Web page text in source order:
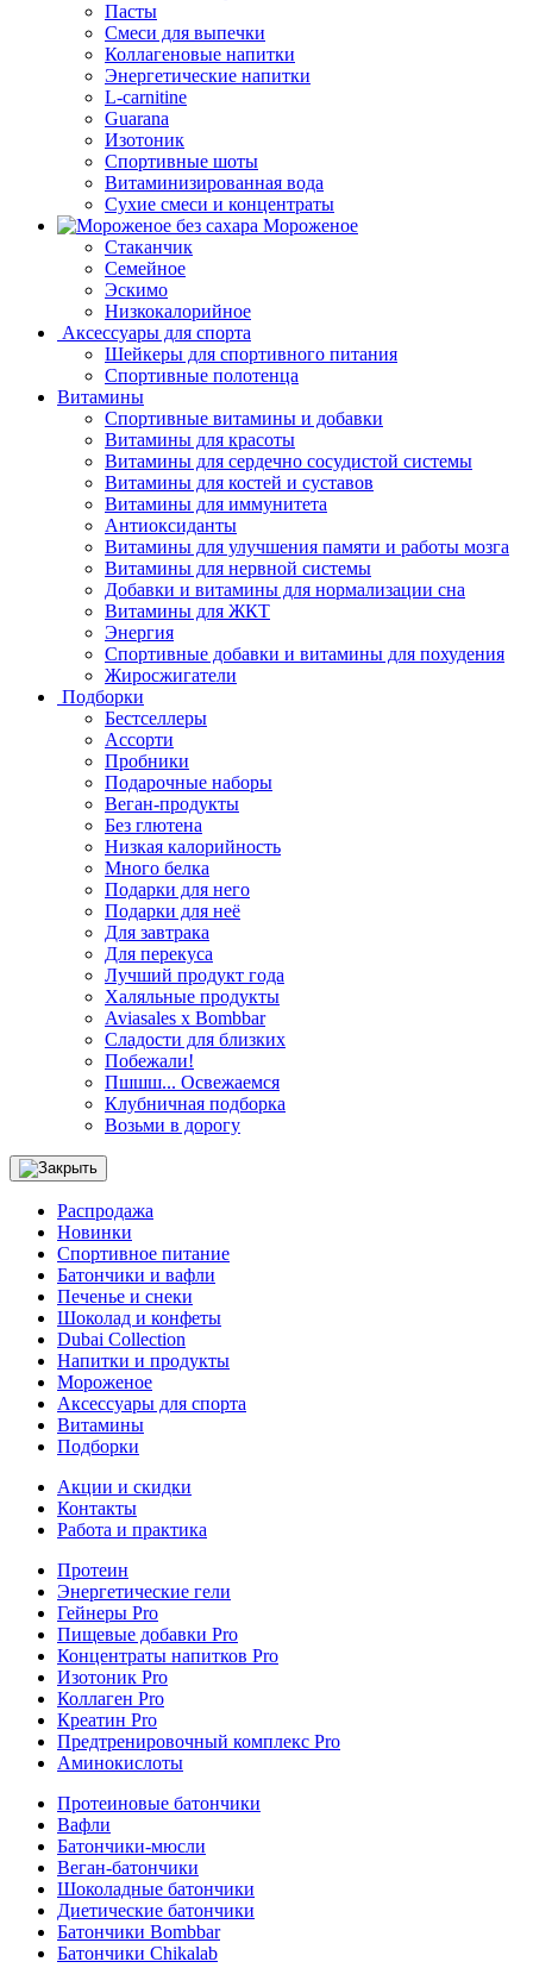
Пасты
Смеси для выпечки
Коллагеновые напитки
Энергетические напитки
L-carnitine
Guarana
Изотоник
Спортивные шоты
Витаминизированная вода
Сухие смеси и концентраты
Мороженое
Стаканчик
Семейное
Эскимо
Низкокалорийное
Аксессуары для спорта
Шейкеры для спортивного питания
Спортивные полотенца
Витамины
Спортивные витамины и добавки
Витамины для красоты
Витамины для сердечно сосудистой системы
Витамины для костей и суставов
Витамины для иммунитета
Антиоксиданты
Витамины для улучшения памяти и работы мозга
Витамины для нервной системы
Добавки и витамины для нормализации сна
Витамины для ЖКТ
Энергия
Спортивные добавки и витамины для похудения
Жиросжигатели
Подборки
Бестселлеры
Ассорти
Пробники
Подарочные наборы
Веган-продукты
Без глютена
Низкая калорийность
Много белка
Подарки для него
Подарки для неё
Для завтрака
Для перекуса
Лучший продукт года
Халяльные продукты
Aviasales x Bombbar
Сладости для близких
Побежали!
Пшшш... Освежаемся
Клубничная подборка
Возьми в дорогу
Распродажа
Новинки
Спортивное питание
Батончики и вафли
Печенье и снеки
Шоколад и конфеты
Dubai Collection
Напитки и продукты
Мороженое
Аксессуары для спорта
Витамины
Подборки
Акции и скидки
Контакты
Работа и практика
Протеин
Энергетические гели
Гейнеры Pro
Пищевые добавки Pro
Концентраты напитков Pro
Изотоник Pro
Коллаген Pro
Креатин Pro
Предтренировочный комплекс Pro
Аминокислоты
Протеиновые батончики
Вафли
Батончики-мюсли
Веган-батончики
Шоколадные батончики
Диетические батончики
Батончики Bombbar
Батончики Chikalab